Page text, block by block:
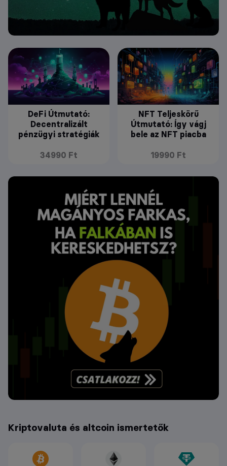
DeFi Útmutató:
Decentralizált
pénzügyi stratégiák
34990 Ft
NFT Teljeskörű
Útmutató: Így vágj
bele az NFT piacba
19990 Ft
Kriptovaluta és altcoin ismertetők